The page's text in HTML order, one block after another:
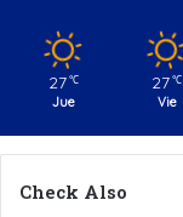
27 ℃
Jue
27 ℃
Vie
Check Also